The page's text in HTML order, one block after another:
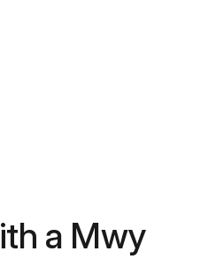
a Mwy